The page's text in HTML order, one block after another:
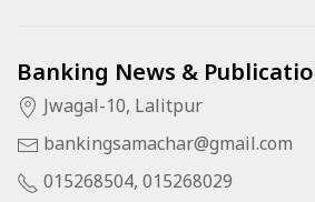
Banking News &
Jwagal-10, Lalitpur
bankingsamachar@gmail.com
015268504, 015268029